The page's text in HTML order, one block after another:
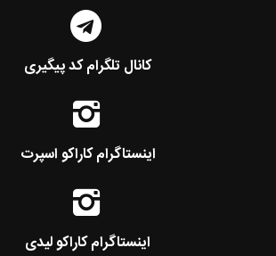
کانال تلگرام کد پیگیری
اینستاگرام کاراکو اسپرت
اینستاگرام کاراکو لیدی